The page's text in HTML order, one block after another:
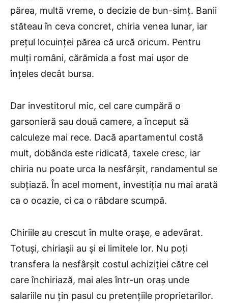
părea, multă vreme, o decizie de bun-simț. Banii
stăteau în ceva concret, chiria venea lunar, iar
prețul locuinței părea că urcă oricum. Pentru
mulți români, cărămida a fost mai ușor de
înțeles decât bursa.
Dar investitorul mic, cel care cumpără o
garsonieră sau două camere, a început să
calculeze mai rece. Dacă apartamentul costă
mult, dobânda este ridicată, taxele cresc, iar
chiria nu poate urca la nesfârșit, randamentul se
subțiază. În acel moment, investiția nu mai arată
ca o ocazie, ci ca o răbdare scumpă.
Chiriile au crescut în multe orașe, e adevărat.
Totuși, chiriașii au și ei limitele lor. Nu poți
transfera la nesfârșit costul achiziției către cel
care închiriază, mai ales într-un oraș unde
salariile nu țin pasul cu pretențiile proprietarilor.